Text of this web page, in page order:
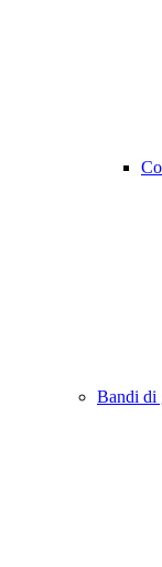
Bandi di